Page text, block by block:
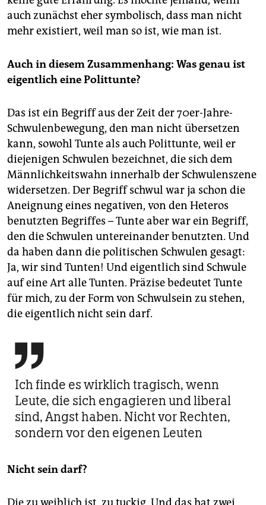
auch zunächst eher symbolisch, dass man nicht
mehr existiert, weil man so ist, wie man ist.
Auch in diesem Zusammenhang: Was genau ist
eigentlich eine Polittunte?
Das ist ein Begriff aus der Zeit der 70er-Jahre-
Schwulenbewegung, den man nicht übersetzen
kann, sowohl Tunte als auch Polittunte, weil er
diejenigen Schwulen bezeichnet, die sich dem
Männlichkeitswahn innerhalb der Schwulenszene
widersetzen. Der Begriff schwul war ja schon die
Aneignung eines negativen, von den Heteros
benutzten Begriffes – Tunte aber war ein Begriff,
den die Schwulen untereinander benutzten. Und
da haben dann die politischen Schwulen gesagt:
Ja, wir sind Tunten! Und eigentlich sind Schwule
auf eine Art alle Tunten. Präzise bedeutet Tunte
für mich, zu der Form von Schwulsein zu stehen,
die eigentlich nicht sein darf.

Ich finde es wirklich tragisch, wenn
Leute, die sich engagieren und liberal
sind, Angst haben. Nicht vor Rechten,
sondern vor den eigenen Leuten
Nicht sein darf?